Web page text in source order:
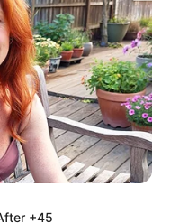
+45